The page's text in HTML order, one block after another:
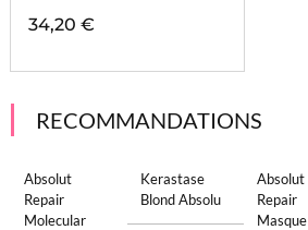
34,20 €
RECOMMANDATIONS
Absolut
Repair
Molecular
Kerastase
Blond Absolu
Absolut
Repair
Masque